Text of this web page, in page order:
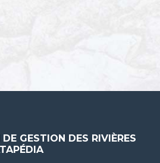
GESTION DES RIVIÈRES